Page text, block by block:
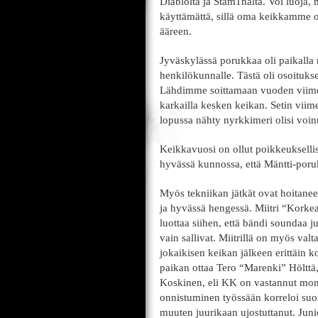
käyttämättä, sillä oma
ääreen.
Jyväskylässä porukkaa oli
henkilökunnalle. Tästä oli
Lähdimme soittamaan vuoden
karkailla kesken keikan. Setin
lopussa nähty nyrkkimeri olisi
Keikkavuosi on ollut
hyvässä kunnossa, että Mäntti-
Myös tekniikan jätkät ovat
ja hyvässä hengessä. Miitri
luottaa siihen, että bändi soundaa
vain sallivat. Miitrillä on myös
jokaikisen keikan jälkeen erittäin
paikan ottaa Tero “Marenki”
Koskinen, eli KK on vastannut
onnistuminen työssään korreloi
muuten juurikaan ujostuttanut.